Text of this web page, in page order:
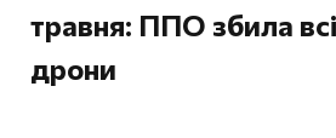
травня: ППО збила всі
дрони